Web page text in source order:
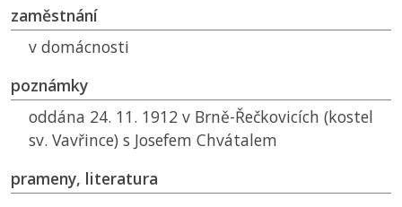
zaměstnání
v domácnosti
poznámky
oddána 24. 11. 1912 v Brně-Řečkovicích (kostel
sv. Vavřince) s Josefem Chvátalem
prameny, literatura